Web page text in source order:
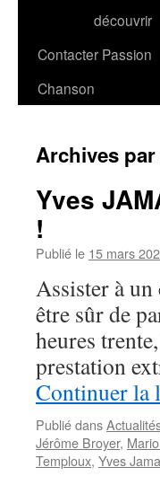
découvrir
Contacter Passion
Chanson
Archives
Yves
!
Publié le 15 mars
Assister à un
être sûr de
heures
prestation
Continuer la
Publié dans
Jérôme Broyer,
Temploux, Yves